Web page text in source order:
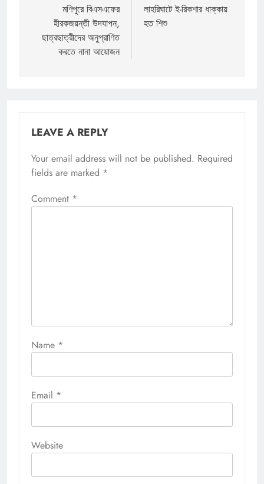
navigation
মণিপুরে বিএসএফের
হীরকজয়ন্তী উদযাপন,
ছাত্রছাত্রীদের অনুপ্রাণিত
করতে নানা আয়োজন
লাহরিঘাটে ই-রিকশার ধাক্কায়
হত শিশু
LEAVE A REPLY
Your email address will not be published. Required
fields are marked *
Comment *
Name *
Email *
Website